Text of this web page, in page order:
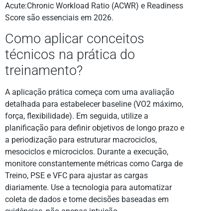
Acute:Chronic Workload Ratio (ACWR) e Readiness
Score são essenciais em 2026.
Como aplicar conceitos
técnicos na prática do
treinamento?
A aplicação prática começa com uma avaliação
detalhada para estabelecer baseline (VO2 máximo,
força, flexibilidade). Em seguida, utilize a
planificação para definir objetivos de longo prazo e
a periodização para estruturar macrociclos,
mesociclos e microciclos. Durante a execução,
monitore constantemente métricas como Carga de
Treino, PSE e VFC para ajustar as cargas
diariamente. Use a tecnologia para automatizar
coleta de dados e tome decisões baseadas em